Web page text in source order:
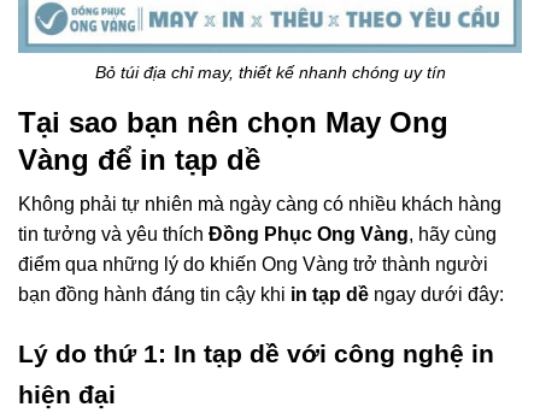
Bỏ túi địa chỉ may, thiết kế nhanh chóng uy tín
Tại sao bạn nên chọn May Ong
Vàng để in tạp dề
Không phải tự nhiên mà ngày càng có nhiều khách hàng
tin tưởng và yêu thích Đồng Phục Ong Vàng, hãy cùng
điểm qua những lý do khiến Ong Vàng trở thành người
bạn đồng hành đáng tin cậy khi in tạp dề ngay dưới đây:
Lý do thứ 1: In tạp dề với công nghệ in
hiện đại